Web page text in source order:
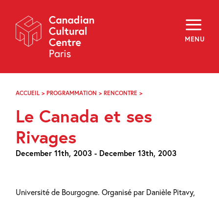
Navigation
MENU
About
Programming
Off-Site
Explore
Archives
f i y
ACCUEIL > PROGRAMMATION > RENCONTRE >
SES
Le Canada et ses
Rivages
December 11th, 2003 - December 13th, 2003
Université de Bourgogne. Organisé par Danièle Pitavy,